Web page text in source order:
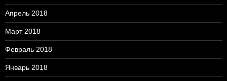
Апрель 2018
Март 2018
Февраль 2018
Январь 2018